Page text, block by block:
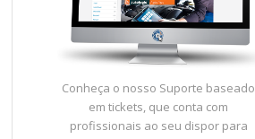
Conheça o nosso Suporte baseado
em tickets, que conta com
profissionais ao seu dispor para